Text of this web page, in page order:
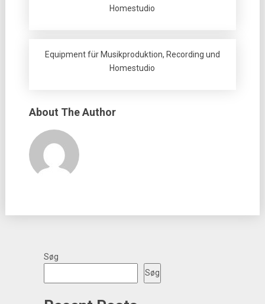
Homestudio
Equipment für Musikproduktion, Recording und
Homestudio
About The Author
Søg
Søg